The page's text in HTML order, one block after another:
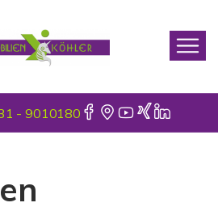
- 9010180